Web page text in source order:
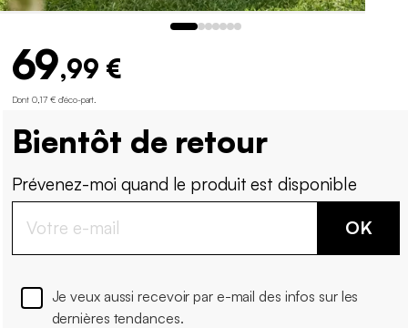
69,99 €
Dont 0,17 € d'éco-part
Bientôt de retour
Prévenez-moi quand le produit est disponible
OK
Je veux aussi recevoir par e-mail des infos sur les
dernières tendances.